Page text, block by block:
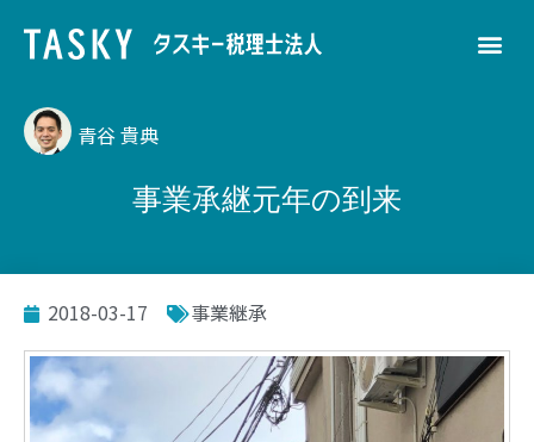
青谷 貴典
事業承継元年の到来
2018-03-17 事業継承